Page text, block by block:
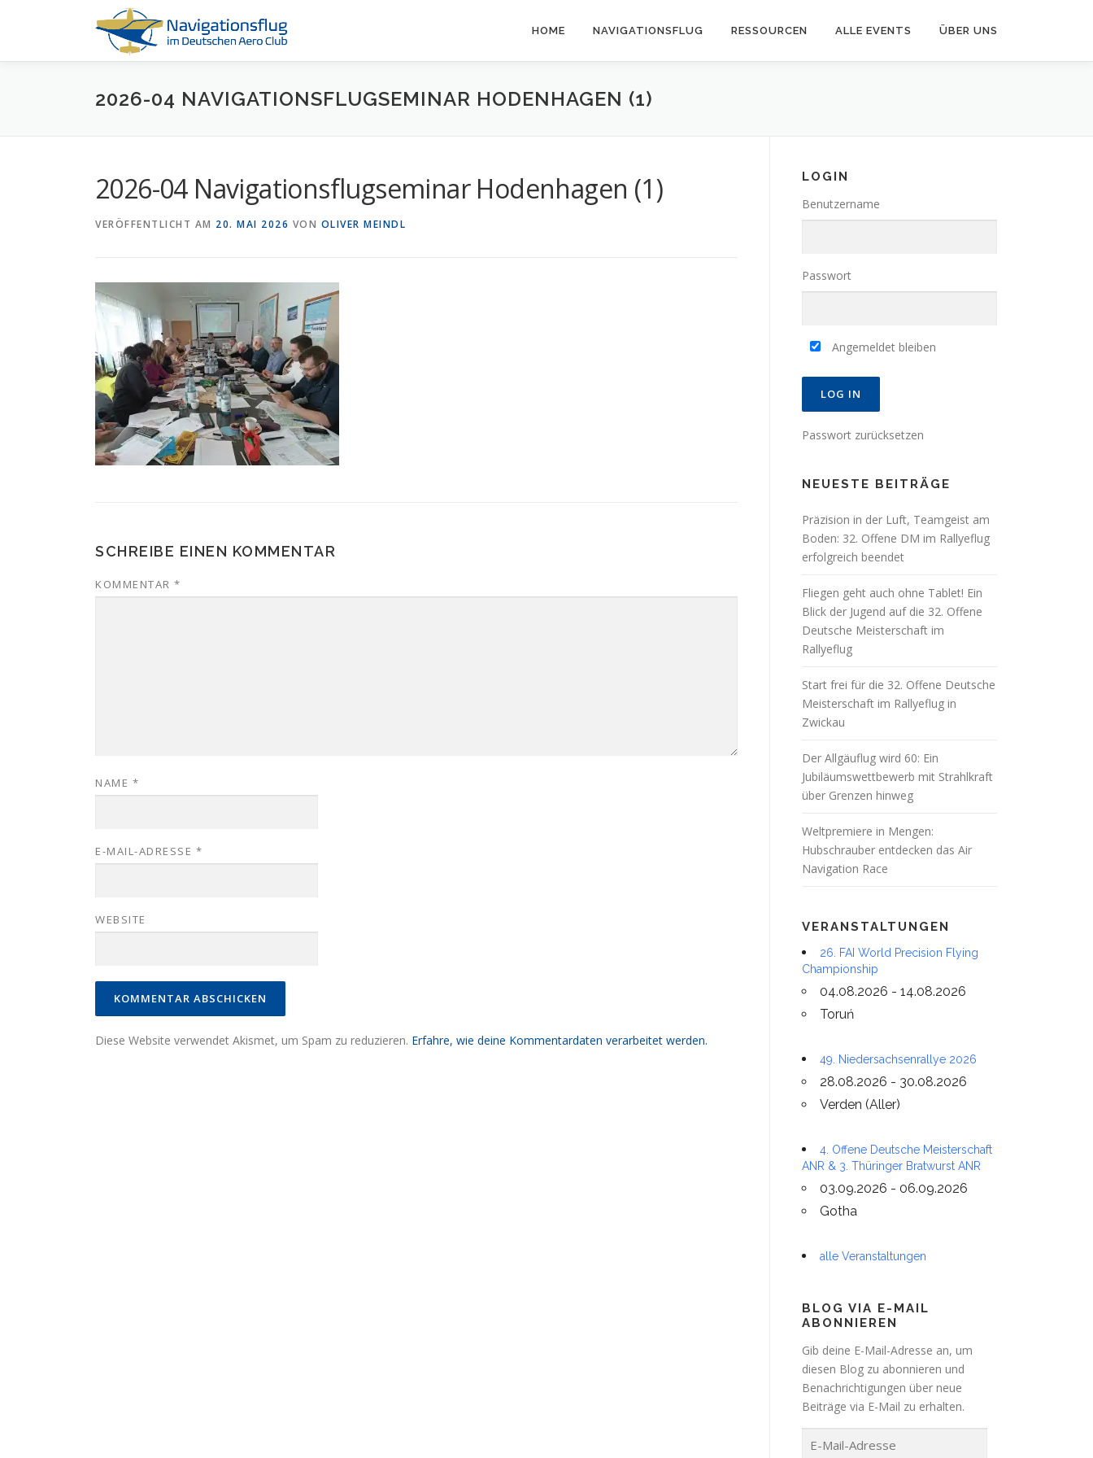
HOME NAVIGATIONSFLUG RESSOURCEN ALLE EVENTS ÜBER UNS
2026-04 NAVIGATIONSFLUGSEMINAR HODENHAGEN (1)
2026-04 Navigationsflugseminar Hodenhagen (1)
VERÖFFENTLICHT AM 20. MAI 2026 VON OLIVER MEINDL
SCHREIBE EINEN KOMMENTAR
KOMMENTAR *
NAME *
E-MAIL-ADRESSE *
WEBSITE
Diese Website verwendet Akismet, um Spam zu reduzieren. Erfahre, wie deine Kommentardaten verarbeitet werden.
LOGIN
Benutzername
Passwort
Angemeldet bleiben
Passwort zurücksetzen
NEUESTE BEITRÄGE
Präzision in der Luft, Teamgeist am
Boden: 32. Offene DM im Rallyeflug
erfolgreich beendet
Fliegen geht auch ohne Tablet! Ein
Blick der Jugend auf die 32. Offene
Deutsche Meisterschaft im
Rallyeflug
Start frei für die 32. Offene Deutsche
Meisterschaft im Rallyeflug in
Zwickau
Der Allgäuflug wird 60: Ein
Jubiläumswettbewerb mit Strahlkraft
über Grenzen hinweg
Weltpremiere in Mengen:
Hubschrauber entdecken das Air
Navigation Race
VERANSTALTUNGEN
26. FAI World Precision Flying
Championship
04.08.2026 - 14.08.2026
Toruń
49. Niedersachsenrallye 2026
28.08.2026 - 30.08.2026
Verden (Aller)
4. Offene Deutsche Meisterschaft
ANR & 3. Thüringer Bratwurst ANR
03.09.2026 - 06.09.2026
Gotha
alle Veranstaltungen
BLOG VIA E-MAIL
ABONNIEREN
Gib deine E-Mail-Adresse an, um
diesen Blog zu abonnieren und
Benachrichtigungen über neue
Beiträge via E-Mail zu erhalten.